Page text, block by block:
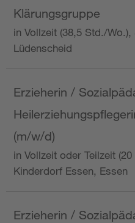
Klärungsgruppe
in Vollzeit (38,5 Std./
Lüdenscheid
Erzieherin /
(m/w/d)
in Vollzeit oder Teilzeit
Kinderdorf Essen, Essen
Erzieherin /